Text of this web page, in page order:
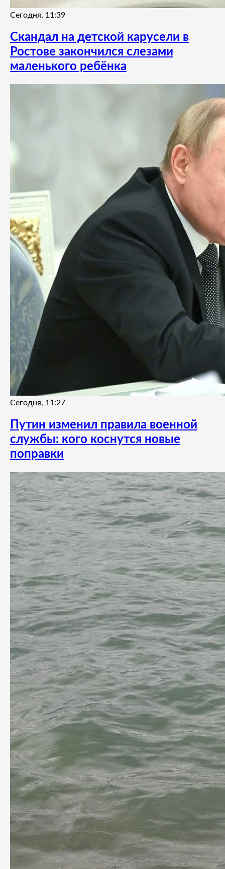
Сегодня, 11:39
Скандал на детской карусели в
Ростове закончился слезами
маленького ребёнка
Сегодня, 11:27
Путин изменил правила военной
службы: кого коснутся новые
поправки